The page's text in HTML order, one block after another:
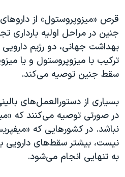
قرص «میزوپروستول» از
جنین در مراحل اولیه بارداری
بهداشت جهانی، دو رژیم
ترکیب با میزوپروستول و یا
سقط جنین توصیه می‌کند.
بسیاری از دستورالعمل‌های
در صورتی توصیه می‌کنند که
نباشد. در کشور‌هایی که
نیست، بیشتر سقط‌های دارویی
به تنهایی انجام می‌شود.